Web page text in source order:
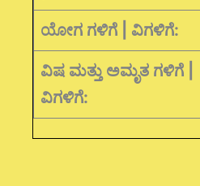
ಯೋಗ ಗಳಿಗೆ | ವಿಗಳಿಗೆ:
ವಿಷ ಮತ್ತು ಅಮೃತ ಗಳಿಗೆ |
ವಿಗಳಿಗೆ: